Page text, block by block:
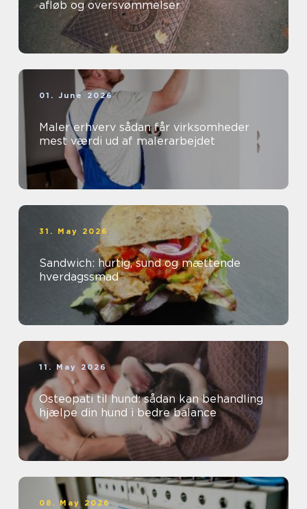
afløb og oversvømmelser
01. June 2026
Maler erhverv sådan får virksomheder
mest værdi ud af malerarbejdet
31. May 2026
Sandwich: hurtig, sund og mættende
hverdagssmad
11. May 2026
Osteopati til hund: sådan kan behandling
hjælpe din hund i bedre balance
08. May 2026